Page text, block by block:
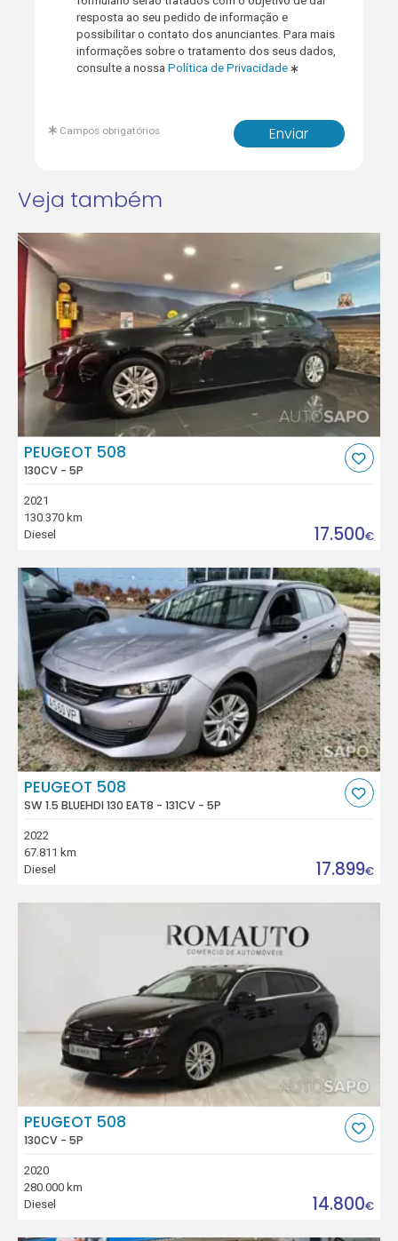
resposta ao seu pedido de informação e
possibilitar o contato dos anunciantes. Para mais
informações sobre o tratamento dos seus dados,
consulte a nossaPolítica de Privacidade
Enviar
Campos obrigatórios
Veja também
PEUGEOT 508
130CV - 5P
2021
130.370 km
Diesel
17.500€
PEUGEOT 508
SW 1.5 BLUEHDI 130 EAT8 - 131CV - 5P
2022
67.811 km
Diesel
17.899€
PEUGEOT 508
130CV - 5P
2020
280.000 km
Diesel
14.800€